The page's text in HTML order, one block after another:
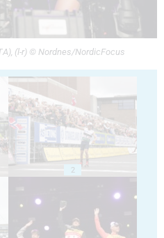
(l-r) © Nordnes/NordicFocus
2